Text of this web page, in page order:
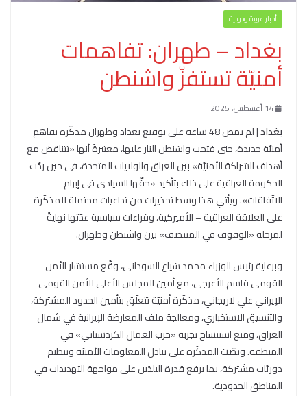
أخبار عربية ودولية
بغداد – طهران: تفاهمات
أمنيّة تستفزّ واشنطن
14 أغسطس، 2025
بغداد
| لم تمضِ 48 ساعة على توقيع بغداد وطهران مذكّرة تفاهم
أمنيّة جديدة، حتى فتحت واشنطن النار عليها، معتبرةً أنها «تتناقض مع
أهداف الشراكة الأمنيّة» بين العراق والولايات المتحدة، في حين ردّت
الحكومة العراقية على ذلك بتأكيد «حقّها السيادي في إبرام
الاتّفاقات». ويأتي هذا وسط تحذيرات من تداعيات محتملة للمذكّرة
على العلاقة العراقية – الأميركية، وقراءات سياسية عدّتها نهايةً
لمرحلة «الوقوف في المنتصف» بين واشنطن وطهران.
وبرعاية رئيس الوزراء محمد شياع السوداني، وقّع مستشار الأمن
القومي قاسم الأعرجي، مع أمين المجلس الأعلى للأمن القومي
الإيراني علي لاريجاني، مذكّرة أمنيّة تتعلّق بتأمين الحدود المشتركة،
والتنسيق الاستخباري، ومعالجة ملف المعارضة الإيرانية في شمال
العراق، ومنع استنساخ تجربة «حزب العمال الكردستاني» في
المنطقة. ونصّت المذكّرة على تبادل المعلومات الأمنيّة وتنظيم
دوريّات مشتركة، بما يرفع قدرة البلدَين على مواجهة التهديدات في
المناطق الحدودية.